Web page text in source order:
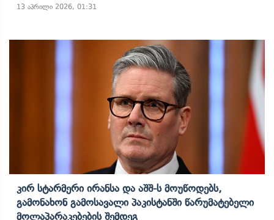
13 აპრილი 2026, 01:31
Კირ Სტარმერი Ირანსა Და Აშშ-Ს Მოუწოდებს,
Გამონახონ Გამოსავალი Პაკისტანში Წარუმატებელი
Მოლაპარაკებების Შემდეგ